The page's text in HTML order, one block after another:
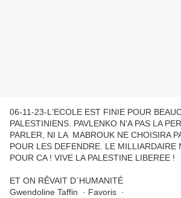
06-11-23-L'ECOLE EST FINIE POUR
PALESTINIENS. PAVLENKO N'A PAS LA
PARLER, NI LA MABROUK NE CHOISIRA
POUR LES DEFENDRE. LE MILLIARDAIRE
POUR CA ! VIVE LA PALESTINE LIBEREE !
ET ON RÊVAIT D´HUMANITÉ
Gwendoline Taffin · Favoris ·